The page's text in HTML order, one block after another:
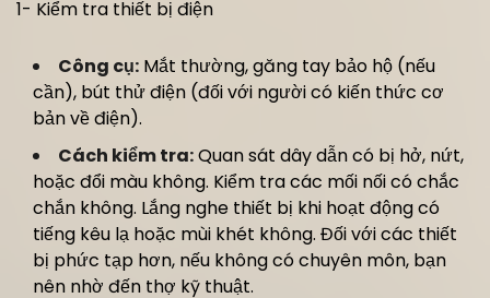
1- Kiểm tra thiết bị điện
Công cụ: Mắt thường, găng tay bảo hộ (nếu
cần), bút thử điện (đối với người có kiến thức cơ
bản về điện).
Cách kiểm tra:Quan sát dây dẫn có bị hở, nứt,
hoặc đổi màu không. Kiểm tra các mối nối có chắc
chắn không. Lắng nghe thiết bị khi hoạt động có
tiếng kêu lạ hoặc mùi khét không. Đối với các thiết
bị phức tạp hơn, nếu không có chuyên môn, bạn
nên nhờ đến thợ kỹ thuật.